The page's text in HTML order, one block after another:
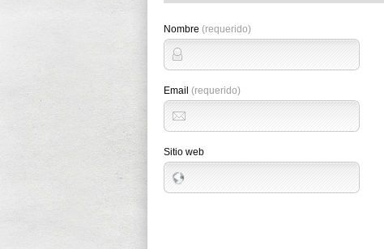
Nombre (requerido)
Email (requerido)
Sitio web